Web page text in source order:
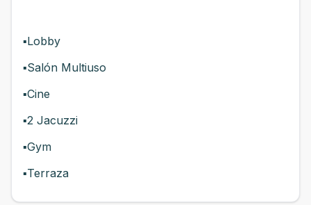
▪️Lobby
▪️Salón Multiuso
▪️Cine
▪️2 Jacuzzi
▪️Gym
▪️Terraza